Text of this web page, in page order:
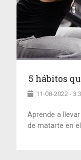
5 hábitos
11-08-2022 -
Aprende a
de matarte en